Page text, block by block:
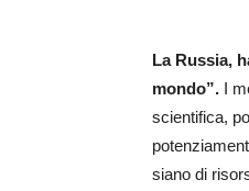
La Russia,
mondo”. I
scientifica,
siano di